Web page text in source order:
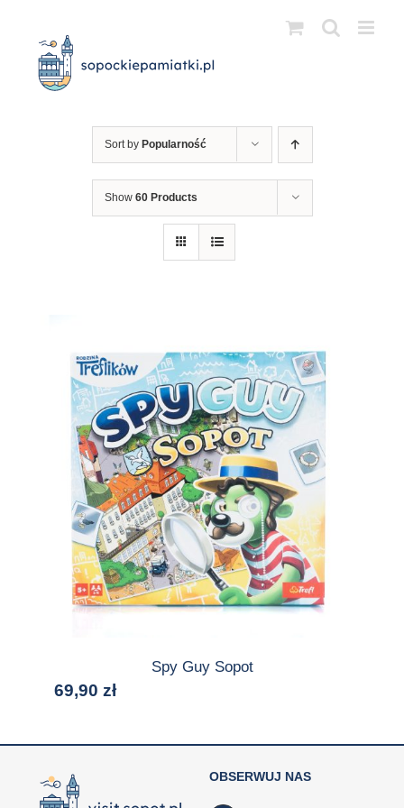
zawartości
Sort by Popularność
Show 60 Products
Spy Guy Sopot
69,90 zł
OBSERWUJ NAS